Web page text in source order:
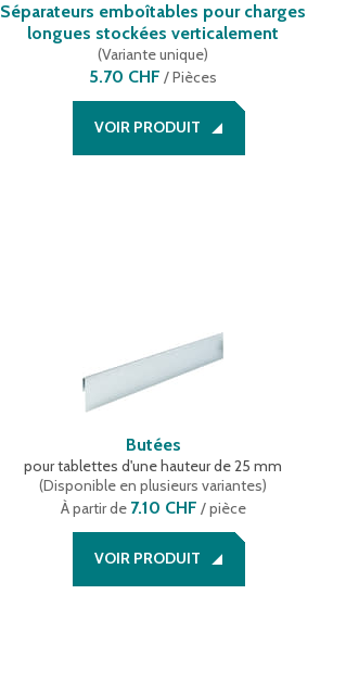
Séparateurs emboîtables pour charges
longues stockées verticalement
(Variante unique)
5.70 CHF /Pièces
VOIR PRODUIT
Butées
pour tablettes d'une hauteur de 25 mm
(Disponible en plusieurs variantes)
À partir de 7.10 CHF / pièce
VOIR PRODUIT